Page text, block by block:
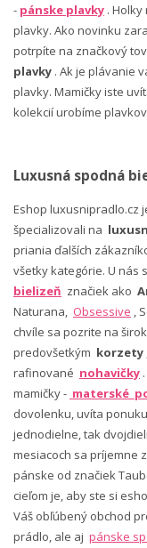
- pánske plavky .
plavky. Ako novinku
potrpíte na značkový
plavky . Ak je plávanie
plavky. Mamičky iste
kolekcií urobíme
Luxusná spodná
Eshop luxusnipradlo.cz
špecializovali na
priania ďalších
všetky kategórie. U nás
bielizeň značiek ako
Naturana, Obsessive ,
chvíle sa pozrite na
predovšetkým korzety
rafinované nohavičky
mamičky - materské
dovolenku, uvíta
jednodielne, tak
mesiacoch sa príjemne
pánske od značiek
cieľom je, aby ste si
Váš obľúbený obchod
prádlo, ale aj pánske